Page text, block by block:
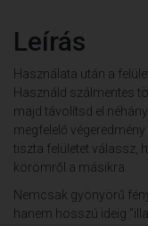
Leírás
Használata után a
Használd szálmentes
majd távolítsd el
megfelelő
tiszta felületet válassz,
körömről a másikra.
Nemcsak gyönyörű
hanem hosszú ideig